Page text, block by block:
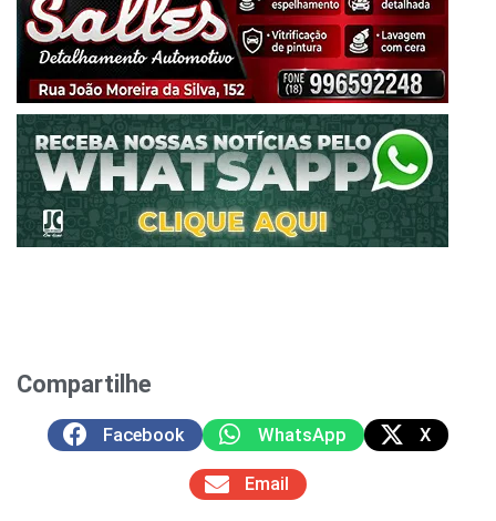
Compartilhe
Facebook WhatsApp X
Email